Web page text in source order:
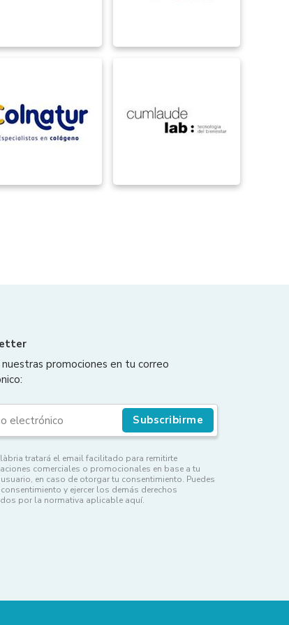
nuestras promociones en tu correo
Subscribirme
tratará el email facilitado para remitirte
comerciales o promocionales en base a tu
en caso de otorgar tu consentimiento. Puedes
y ejercer los demás derechos
por la normativa aplicable aquí.